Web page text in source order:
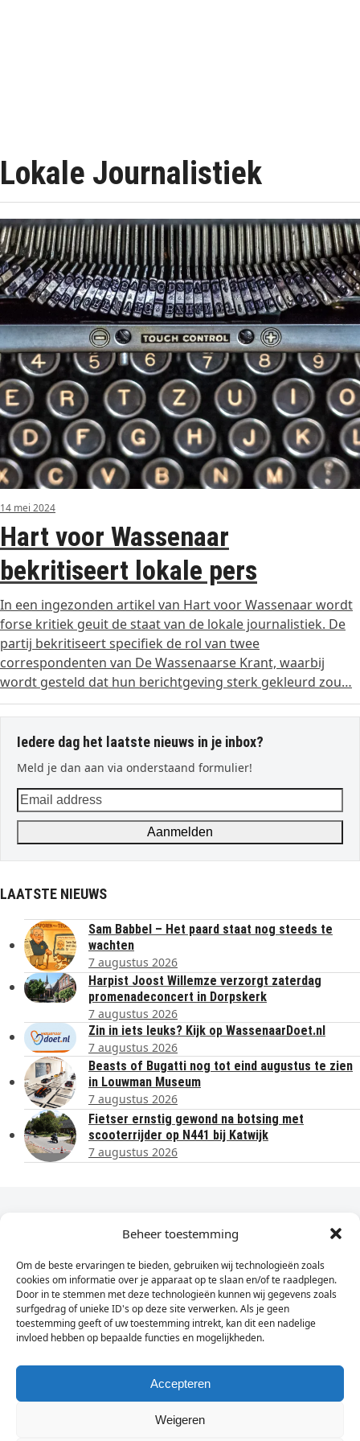
Beheer toestemming
Om de beste ervaringen te bieden, gebruiken wij technologieën zoals
cookies om informatie over je apparaat op te slaan en/of te raadplegen.
Door in te stemmen met deze technologieën kunnen wij gegevens zoals
surfgedrag of unieke ID's op deze site verwerken. Als je geen
toestemming geeft of uw toestemming intrekt, kan dit een nadelige
invloed hebben op bepaalde functies en mogelijkheden.
Accepteren
Weigeren
Lokale Journalistiek
14 mei 2024
Hart voor Wassenaar
bekritiseert lokale pers
In een ingezonden artikel van Hart voor Wassenaar wordt
forse kritiek geuit de staat van de lokale journalistiek. De
partij bekritiseert specifiek de rol van twee
correspondenten van De Wassenaarse Krant, waarbij
wordt gesteld dat hun berichtgeving sterk gekleurd zou…
Iedere dag het laatste nieuws in je inbox?
Meld je dan aan via onderstaand formulier!
Email
address
Aanmelden
LAATSTE NIEUWS
Sam Babbel – Het paard staat nog steeds te
wachten
7 augustus 2026
Harpist Joost Willemze verzorgt zaterdag
promenadeconcert in Dorpskerk
7 augustus 2026
Zin in iets leuks? Kijk op WassenaarDoet.nl
7 augustus 2026
Beasts of Bugatti nog tot eind augustus te zien
in Louwman Museum
7 augustus 2026
Fietser ernstig gewond na botsing met
scooterrijder op N441 bij Katwijk
7 augustus 2026
Dagelijks het laatste nieuws in je e-mail?
Vul
hier
je
e-
mailadres
in
Sign Up